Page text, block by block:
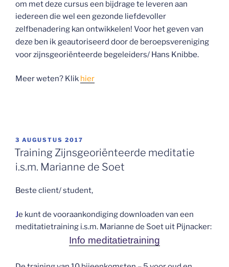
om met deze cursus een bijdrage te leveren aan
iedereen die wel een gezonde liefdevoller
zelfbenadering kan ontwikkelen! Voor het geven van
deze ben ik geautoriseerd door de beroepsvereniging
voor zijnsgeoriënteerde begeleiders/ Hans Knibbe.
Meer weten? Klik hier
GEPLAATST
OP
3 AUGUSTUS 2017
Training Zijnsgeoriënteerde meditatie
i.s.m. Marianne de Soet
Beste client/ student,
Je kunt de vooraankondiging downloaden van een
meditatietraining i.s.m. Marianne de Soet uit Pijnacker:
Info meditatietraining